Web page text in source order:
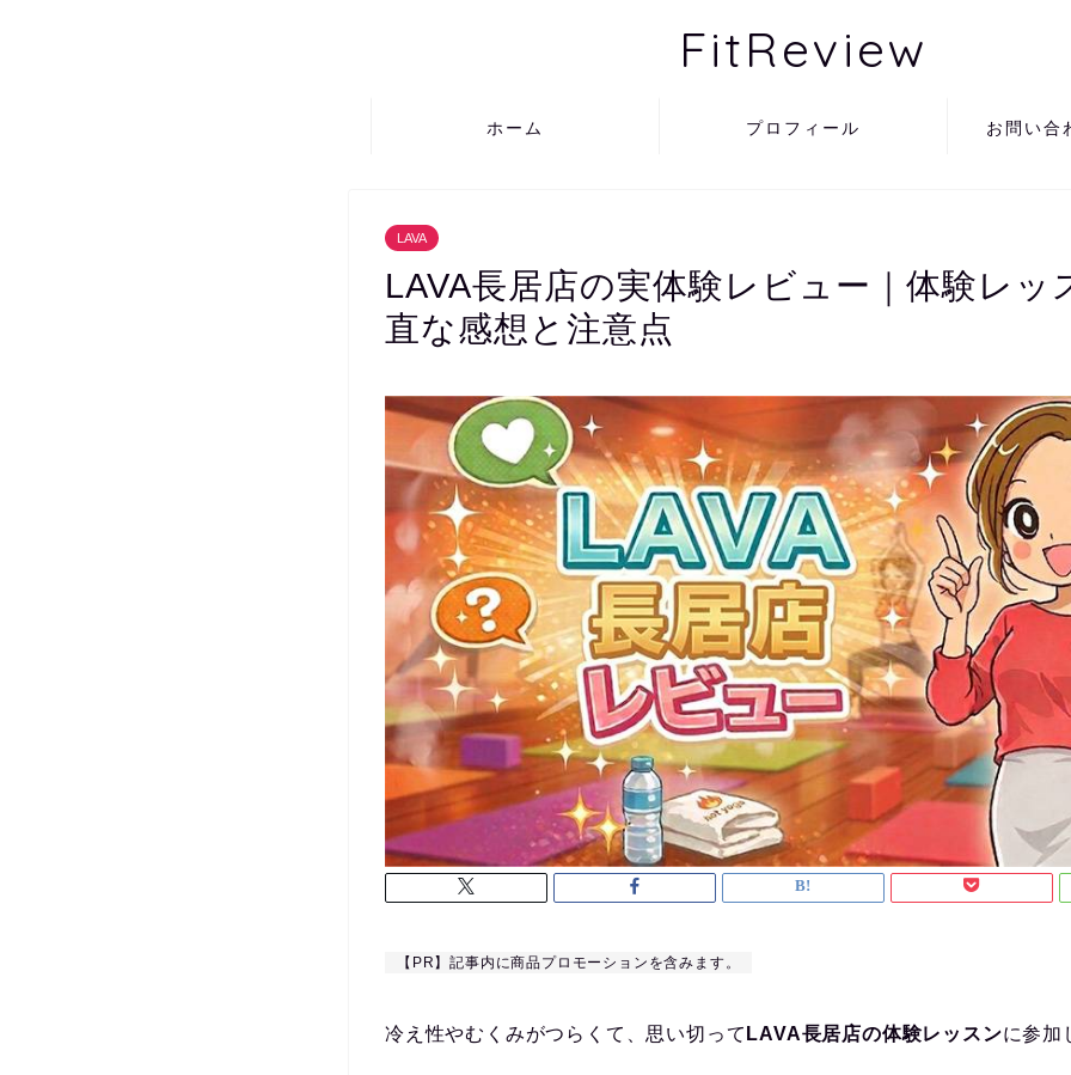
FitReview
ホーム プロフィール お問い合
LAVA
LAVA長居店の実体験レビュー｜体験レッ
直な感想と注意点
【PR】記事内に商品プロモーションを含みます。
冷え性やむくみがつらくて、思い切って LAVA長居店の体験レッスンに参加